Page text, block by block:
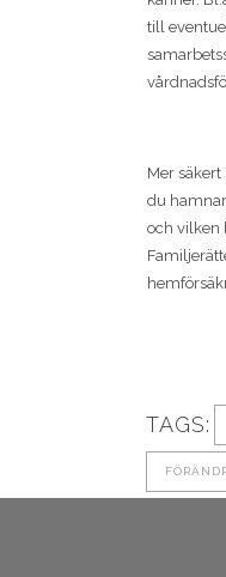
till
Mer
du
och vilken
TAGS: